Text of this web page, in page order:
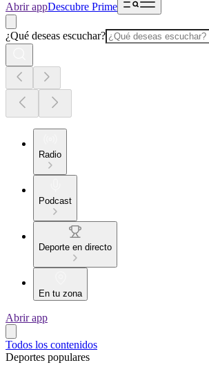
Abrir appDescubre Prime
¿Qué deseas escuchar?
Radio
Podcast
Deporte en directo
En tu zona
Abrir app
Todos los contenidos
Deportes populares